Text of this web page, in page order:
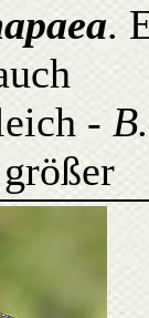
.
- B.